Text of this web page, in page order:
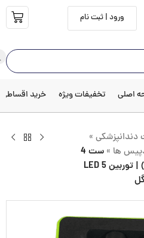
ورود | ثبت نام
اصلی تخفیفات ویژه خرید اقساطی
دندانپزشکی »
ها »
ست 4
عددی W&H مدل Synea (سینوا) | توربین 5 LED